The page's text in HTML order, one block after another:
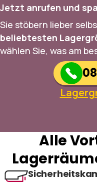
Jetzt anrufen und
Sie stöbern lieber
beliebtesten
wählen Sie, was am
Alle